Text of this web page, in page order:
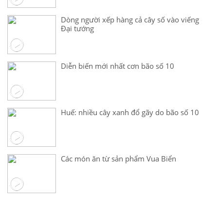
Dòng người xếp hàng cả cây số vào viếng
Đại tướng
Diễn biến mới nhất cơn bão số 10
Huế: nhiều cây xanh đổ gãy do bão số 10
Các món ăn từ sản phẩm Vua Biển